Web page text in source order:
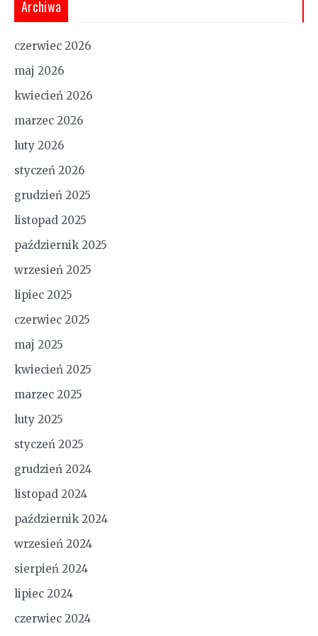
Archiwa
czerwiec 2026
maj 2026
kwiecień 2026
marzec 2026
luty 2026
styczeń 2026
grudzień 2025
listopad 2025
październik 2025
wrzesień 2025
lipiec 2025
czerwiec 2025
maj 2025
kwiecień 2025
marzec 2025
luty 2025
styczeń 2025
grudzień 2024
listopad 2024
październik 2024
wrzesień 2024
sierpień 2024
lipiec 2024
czerwiec 2024